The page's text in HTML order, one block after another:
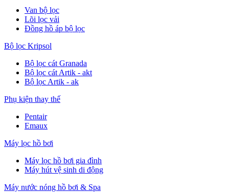
Van bộ lọc
Lõi lọc vải
Đồng hồ áp bộ lọc
Bộ lọc Kripsol
Bộ lọc cát Granada
Bộ lọc cát Artik - akt
Bộ lọc Artik - ak
Phụ kiện thay thế
Pentair
Emaux
Máy lọc hồ bơi
Máy lọc hồ bơi gia đình
Máy hút vệ sinh di động
Máy nước nóng hồ bơi & Spa